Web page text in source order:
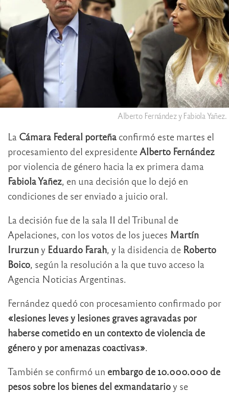
Alberto Fernández y Fabiola Yañez.
La Cámara Federal porteña confirmó este martes el
procesamiento del expresidente Alberto Fernández
por violencia de género hacia la ex primera dama
Fabiola Yañez, en una decisión que lo dejó en
condiciones de ser enviado a juicio oral.
La decisión fue de la sala II del Tribunal de
Apelaciones, con los votos de los jueces Martín
Irurzuny Eduardo Farah, y la disidencia de Roberto
Boico, según la resolución a la que tuvo acceso la
Agencia Noticias Argentinas.
Fernández quedó con procesamiento confirmado por
«lesiones leves y lesiones graves agravadas por
haberse cometido en un contexto de violencia de
género y por amenazas coactivas».
También se confirmó un embargo de 10.000.000 de
pesos sobre los bienes del exmandatarioy se